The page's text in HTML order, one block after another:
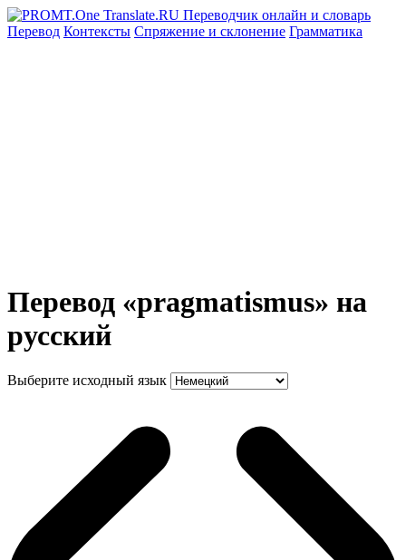
Перевод Контексты Спряжение и склонение Грамматика
Перевод «pragmatismus» на
русский
Выберите исходный язык